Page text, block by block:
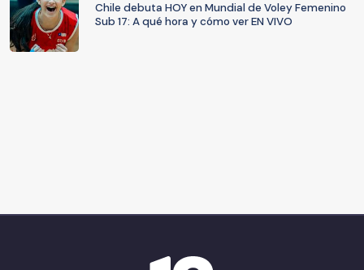
Chile debuta HOY en Mundial de Voley Femenino
Sub 17: A qué hora y cómo ver EN VIVO